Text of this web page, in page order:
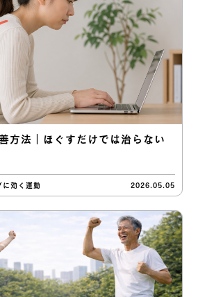
方法｜ほぐすだけでは治らない
に効く運動 2026.05.05